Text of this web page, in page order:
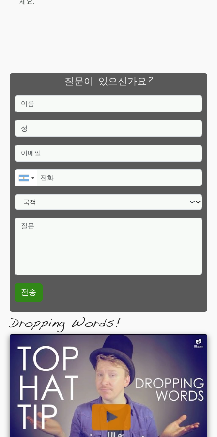
세요.
질문이 있으신가요?
이름
성
이메일
전화
국적
질문
Dropping Words!